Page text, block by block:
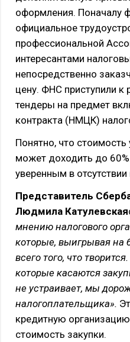
оформления. Поначалу
официальное
профессиональной
интересантами
непосредственно
цену. ФНС приступили к
тендеры на предмет
контракта (НМЦК)
Понятно, что
может доходить до
уверенным в
Представитель
Людмила Катулевская
мнению налогового
которые, выигрывая на
всего того, что
которые касаются
не устраивает, мы
налогоплательщика».
кредитную
стоимость закупки.